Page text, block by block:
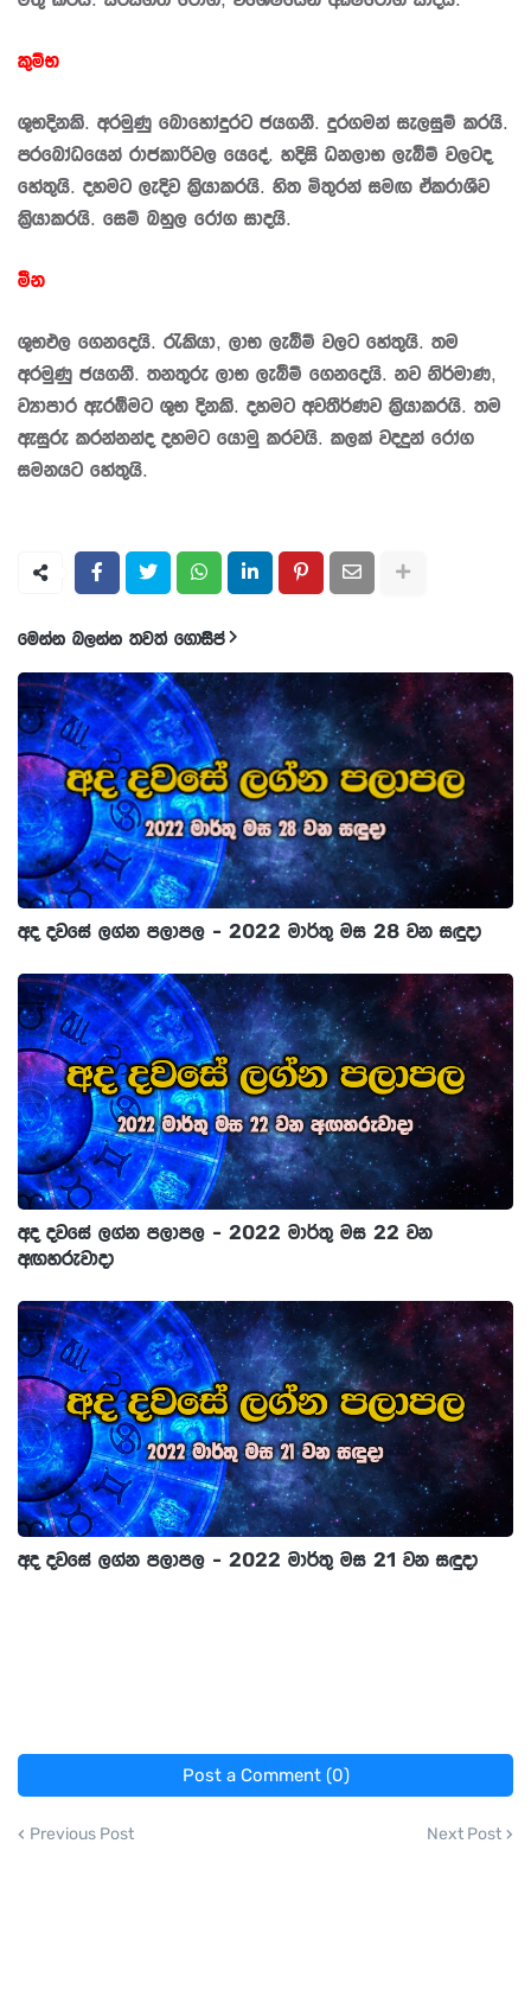
කුම්භ
ශුභදිනකි. අරමුණු බොහෝදුරට ජයගනී. දුරගමන් සැලසුම් කරයි.
ප‍්‍රබෝධයෙන් රාජකාරිවල යෙදේ. හදිසි ධනලාභ ලැබීම් වලටද
හේතුයි. දහමට ලැදිව කි‍්‍රයාකරයි. හිත මිතුරන් සමඟ ඒකරාශීව
කි‍්‍රයාකරයි. සෙම් බහුල රෝග සාදයි.
මීන
ශුභඵල ගෙනදෙයි. රැකියා, ලාභ ලැබීම් වලට හේතුයි. තම
අරමුණු ජයගනී. තනතුරු ලාභ ලැබීම් ගෙනදෙයි. නව නිර්මාණ,
ව්‍යාපාර ඇරඹීමට ශුභ දිනකි. දහමට අවතීර්ණව කි‍්‍රයාකරයි. තම
ඇසුරු කරන්නන්ද දහමට යොමු කරවයි. කලක් වදදුන් රෝග
සමනයට හේතුයි.
මෙන්න බලන්න තවත් ගොසිප්
අද දවසේ ලග්න පලාපල - 2022 මාර්තු මස 28 වන සඳුදා
අද දවසේ ලග්න පලාපල - 2022 මාර්තු මස 22 වන
අඟහරුවාදා
අද දවසේ ලග්න පලාපල - 2022 මාර්තු මස 21 වන සඳුදා
Post a Comment (0)
Previous Post Next Post